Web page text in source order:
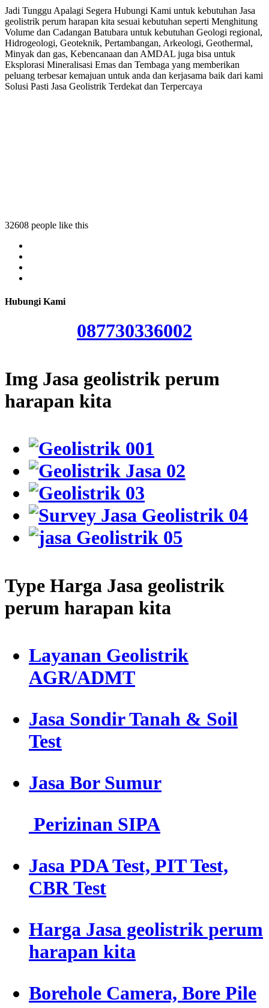
Jadi Tunggu Apalagi Segera Hubungi Kami untuk kebutuhan Jasa
geolistrik perum harapan kita sesuai kebutuhan seperti Menghitung
Volume dan Cadangan Batubara untuk kebutuhan Geologi regional,
Hidrogeologi, Geoteknik, Pertambangan, Arkeologi, Geothermal,
Minyak dan gas, Kebencanaan dan AMDAL juga bisa untuk
Eksplorasi Mineralisasi Emas dan Tembaga yang memberikan
peluang terbesar kemajuan untuk anda dan kerjasama baik dari kami
Solusi Pasti Jasa Geolistrik Terdekat dan Terpercaya
32608 people like this
Hubungi Kami
087730336002
Img Jasa geolistrik perum
harapan kita
Type Harga Jasa geolistrik
perum harapan kita
Layanan Geolistrik
AGR/ADMT
Jasa Sondir Tanah & Soil
Test
Jasa Bor Sumur
Perizinan SIPA
Jasa PDA Test, PIT Test,
CBR Test
Harga Jasa geolistrik perum
harapan kita
Borehole Camera, Bore Pile